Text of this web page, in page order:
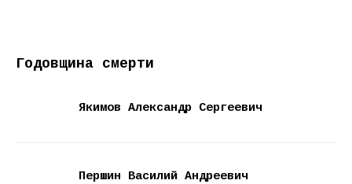
Годовщина смерти
Якимов Александр Сергеевич
Першин Василий Андреевич